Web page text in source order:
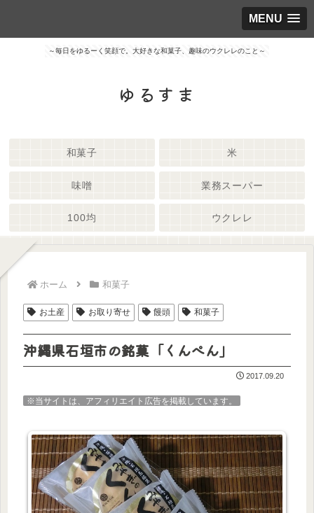
MENU
～毎日をゆるーく笑顔で。大好きな和菓子、趣味のウクレレのこと～
ゆるすま
和菓子 米
味噌 業務スーパー
100均 ウクレレ
ホーム 和菓子
お土産 お取り寄せ 饅頭 和菓子
沖縄県石垣市の銘菓「くんぺん」
2017.09.20
※当サイトは、アフィリエイト広告を掲載しています。